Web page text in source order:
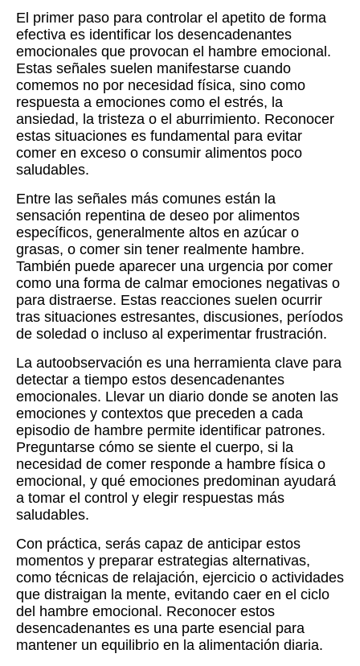
El primer paso para controlar el apetito de forma
efectiva es identificar los desencadenantes
emocionales que provocan el hambre emocional.
Estas señales suelen manifestarse cuando
comemos no por necesidad física, sino como
respuesta a emociones como el estrés, la
ansiedad, la tristeza o el aburrimiento. Reconocer
estas situaciones es fundamental para evitar
comer en exceso o consumir alimentos poco
saludables.
Entre las señales más comunes están la
sensación repentina de deseo por alimentos
específicos, generalmente altos en azúcar o
grasas, o comer sin tener realmente hambre.
También puede aparecer una urgencia por comer
como una forma de calmar emociones negativas o
para distraerse. Estas reacciones suelen ocurrir
tras situaciones estresantes, discusiones, períodos
de soledad o incluso al experimentar frustración.
La autoobservación es una herramienta clave para
detectar a tiempo estos desencadenantes
emocionales. Llevar un diario donde se anoten las
emociones y contextos que preceden a cada
episodio de hambre permite identificar patrones.
Preguntarse cómo se siente el cuerpo, si la
necesidad de comer responde a hambre física o
emocional, y qué emociones predominan ayudará
a tomar el control y elegir respuestas más
saludables.
Con práctica, serás capaz de anticipar estos
momentos y preparar estrategias alternativas,
como técnicas de relajación, ejercicio o actividades
que distraigan la mente, evitando caer en el ciclo
del hambre emocional. Reconocer estos
desencadenantes es una parte esencial para
mantener un equilibrio en la alimentación diaria.